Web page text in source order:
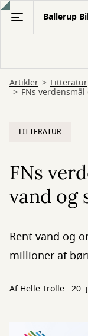
Gå
hovedindhold
Ballerup
Artikler Litteratur
FNs
LITTERATUR
FNs
vand og
Rent vand og
millioner af
AfHelle Trolle 20.